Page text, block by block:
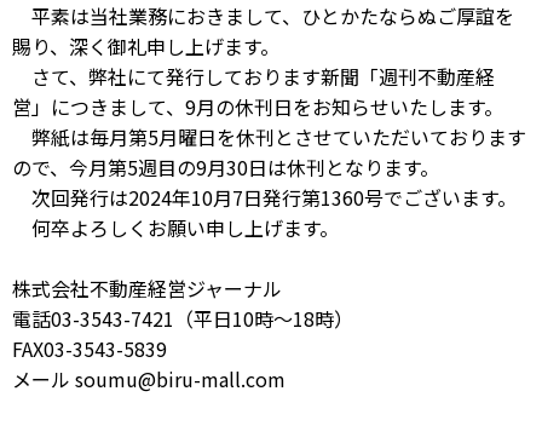
平素は当社業務におきまして、ひとかたならぬご厚誼を
賜り、深く御礼申し上げます。
さて、弊社にて発行しております新聞「週刊不動産経
営」につきまして、9月の休刊日をお知らせいたします。
弊紙は毎月第5月曜日を休刊とさせていただいております
ので、今月第5週目の9月30日は休刊となります。
次回発行は2024年10月7日発行第1360号でございます。
何卒よろしくお願い申し上げます。
株式会社不動産経営ジャーナル
電話03-3543-7421（平日10時～18時）
FAX03-3543-5839
メール soumu@biru-mall.com